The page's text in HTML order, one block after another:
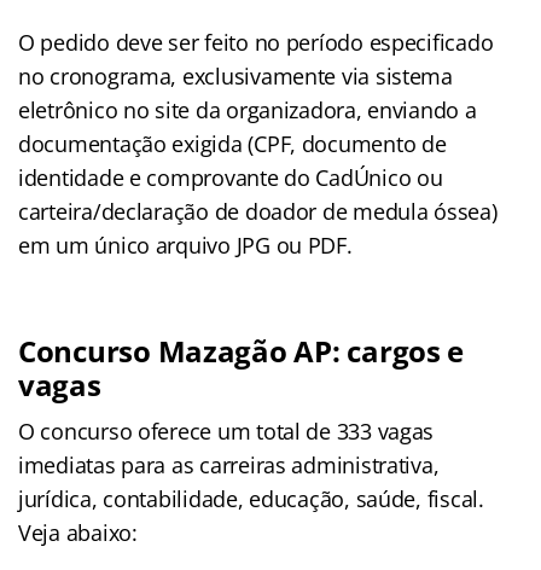
O pedido deve ser feito no período especificado
no cronograma, exclusivamente via sistema
eletrônico no site da organizadora, enviando a
documentação exigida (CPF, documento de
identidade e comprovante do CadÚnico ou
carteira/declaração de doador de medula óssea)
em um único arquivo JPG ou PDF.
Concurso Mazagão AP: cargos e
vagas
O concurso oferece um total de 333 vagas
imediatas para as carreiras administrativa,
jurídica, contabilidade, educação, saúde, fiscal.
Veja abaixo: